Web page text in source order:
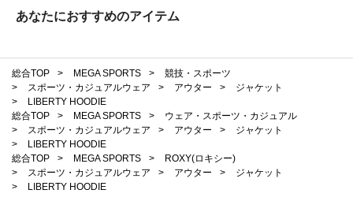
あなたにおすすめのアイテム
総合TOP > MEGA SPORTS >
競技・スポーツ
>
スポーツ・カジュアルウェア > アウター >
ジャケット
>
LIBERTY HOODIE
総合TOP
> MEGA SPORTS >
ウェア・スポーツ・カジュアル
>
スポーツ・カジュアルウェア > アウター >
ジャケット
>
LIBERTY HOODIE
総合TOP
> MEGA SPORTS >
ROXY(ロキシー)
>
スポーツ・カジュアルウェア > アウター >
ジャケット
>
LIBERTY HOODIE